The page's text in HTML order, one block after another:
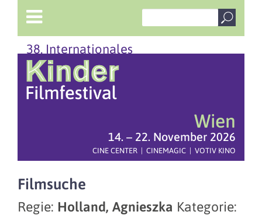
38. Internationales
Wien
14. – 22. November 2026
CINE CENTER | CINEMAGIC | VOTIV KINO
Filmsuche
Regie: Holland, Agnieszka Kategorie: